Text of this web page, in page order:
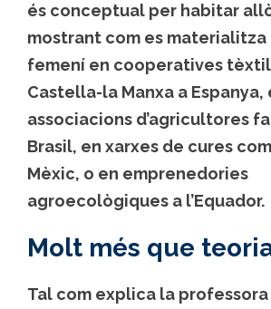
és conceptual per habitar
mostrant com es
femení en cooperatives
Castella-la Manxa a Espanya,
associacions d’agricultores
Brasil, en xarxes de cures
Mèxic, o en emprenedories
agroecològiques a l’Equador.
Molt més que
Tal com explica la